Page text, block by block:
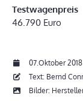
Testwagenpreis
46.790 Euro
07.Oktober 2018
Text: Bernd
Bilder: